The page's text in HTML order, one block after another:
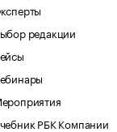
редакции
РБК Компании